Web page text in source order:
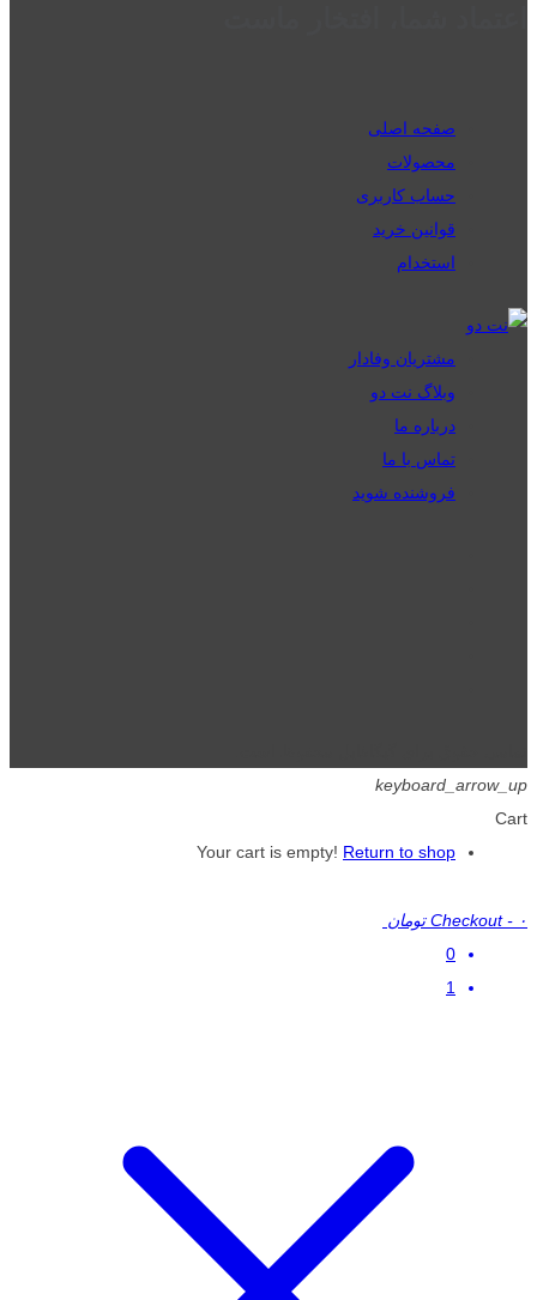
صفحه اصلی
محصولات
حساب کاربری
قوانین خرید
استخدام
مشتریان وفادار
وبلاگ نت دو
درباره ما
تماس با ما
فروشنده شوید
keyboard_arrow_up
Cart
Your cart is empty! Return to shop
Checkout - ۰ تومان
0
1